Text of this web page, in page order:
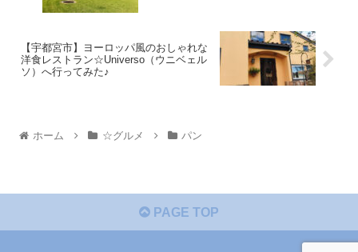
【宇都宮市】ヨーロッパ風のおしゃれな
洋食レストラン☆Universo（ウニベェル
ソ）へ行ってみた♪
ホーム ☆グルメ パン
PAGE TOP